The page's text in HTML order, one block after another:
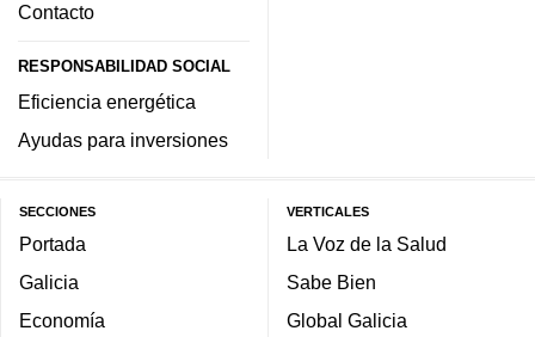
Contacto
RESPONSABILIDAD SOCIAL
Eficiencia energética
Ayudas para inversiones
SECCIONES
Portada
Galicia
Economía
VERTICALES
La Voz de la Salud
Sabe Bien
Global Galicia